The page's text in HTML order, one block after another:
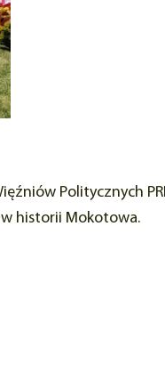
Politycznych
historii Mokotowa.